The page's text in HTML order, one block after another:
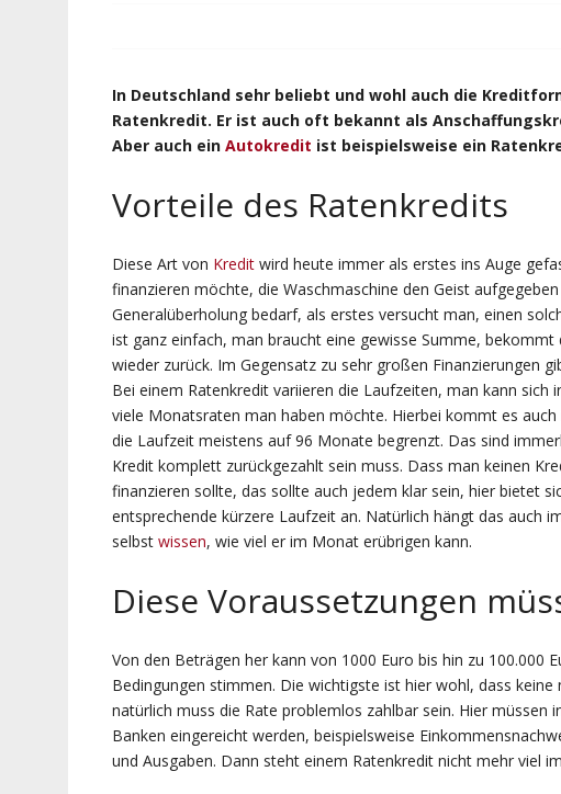
In Deutschland sehr beliebt und wohl auch die
Ratenkredit. Er ist auch oft bekannt als
Aber auch ein Autokredit ist beispielsweise ein
Vorteile des Ratenkredits
Diese Art von Kredit wird heute immer als erstes ins Auge
finanzieren möchte, die Waschmaschine den Geist
Generalüberholung bedarf, als erstes versucht man, einen
ist ganz einfach, man braucht eine gewisse Summe,
wieder zurück. Im Gegensatz zu sehr großen Finanzierungen
Bei einem Ratenkredit variieren die Laufzeiten, man kann sich
viele Monatsraten man haben möchte. Hierbei kommt es
die Laufzeit meistens auf 96 Monate begrenzt. Das sind
Kredit komplett zurückgezahlt sein muss. Dass man keinen
finanzieren sollte, das sollte auch jedem klar sein, hier bietet
entsprechende kürzere Laufzeit an. Natürlich hängt das auch
selbst wissen, wie viel er im Monat erübrigen kann.
Diese Voraussetzungen
Von den Beträgen her kann von 1000 Euro bis hin zu 100.000
Bedingungen stimmen. Die wichtigste ist hier wohl, dass
natürlich muss die Rate problemlos zahlbar sein. Hier müssen
Banken eingereicht werden, beispielsweise
und Ausgaben. Dann steht einem Ratenkredit nicht mehr viel